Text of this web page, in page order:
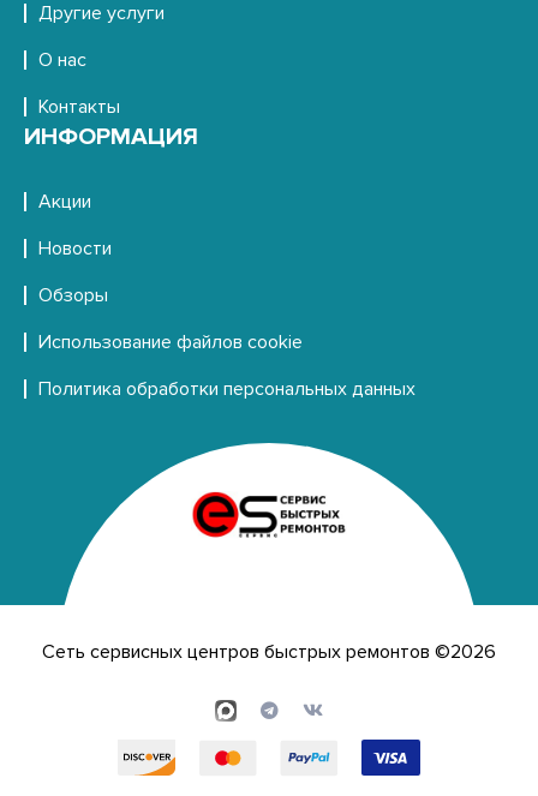
Другие услуги
О нас
Контакты
ИНФОРМАЦИЯ
Акции
Новости
Обзоры
Использование файлов cookie
Политика обработки персональных данных
Сеть сервисных центров быстрых ремонтов ©2026